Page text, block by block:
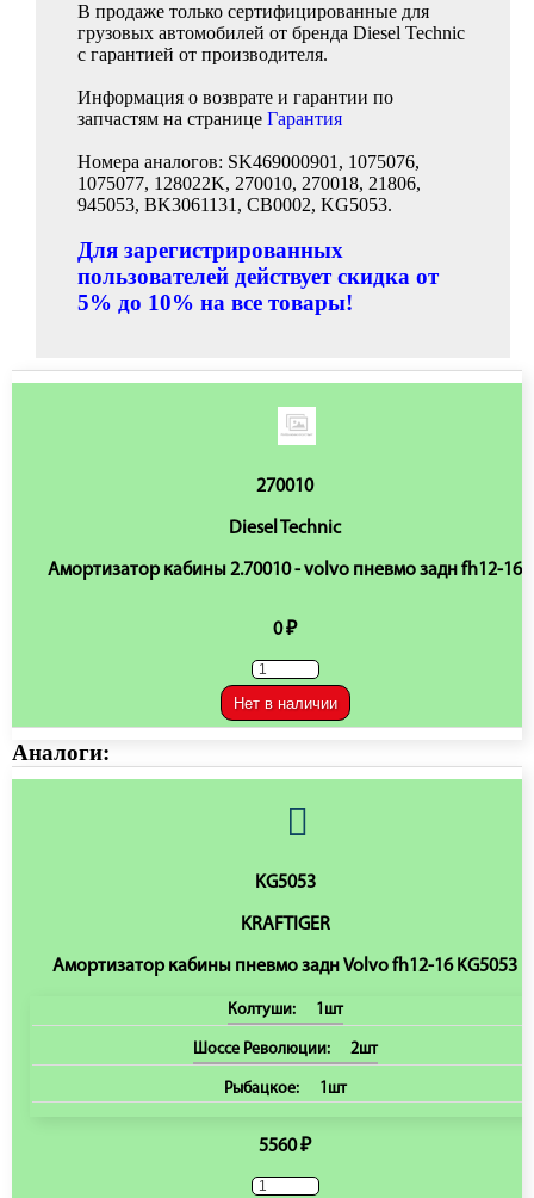
В продаже только сертифицированные для
грузовых автомобилей от бренда Diesel Technic
с гарантией от производителя.
Информация о возврате и гарантии по
запчастям на странице Гарантия
Номера аналогов: SK469000901, 1075076,
1075077, 128022K, 270010, 270018, 21806,
945053, BK3061131, CB0002, KG5053.
Для зарегистрированных
пользователей действует скидка от
5% до 10% на все товары!
270010
Diesel Technic
Амортизатор кабины 2.70010 - volvo пневмо задн fh12-16
0 ₽
Нет в наличии
Аналоги:
KG5053
KRAFTIGER
Амортизатор кабины пневмо задн Volvo fh12-16 KG5053
Колтуши: 1шт
Шоссе Революции: 2шт
Рыбацкое: 1шт
5560 ₽